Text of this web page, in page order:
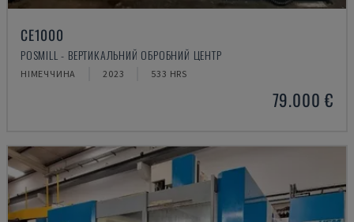
CE1000
POSMILL - ВЕРТИКАЛЬНИЙ ОБРОБНИЙ ЦЕНТР
НІМЕЧЧИНА 2023 533 HRS
79.000 €